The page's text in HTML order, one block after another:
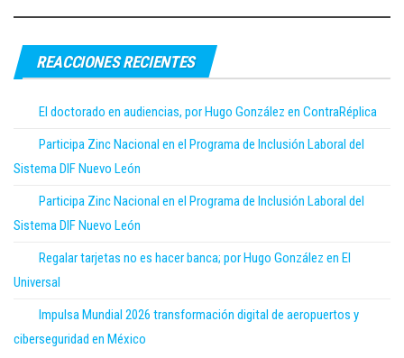
REACCIONES RECIENTES
El doctorado en audiencias, por Hugo González en ContraRéplica
Participa Zinc Nacional en el Programa de Inclusión Laboral del
Sistema DIF Nuevo León
Participa Zinc Nacional en el Programa de Inclusión Laboral del
Sistema DIF Nuevo León
Regalar tarjetas no es hacer banca; por Hugo González en El
Universal
Impulsa Mundial 2026 transformación digital de aeropuertos y
ciberseguridad en México